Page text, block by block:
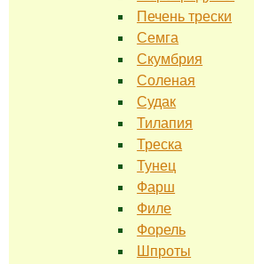
Печень трески
Семга
Скумбрия
Соленая
Судак
Тилапия
Треска
Тунец
Фарш
Филе
Форель
Шпроты